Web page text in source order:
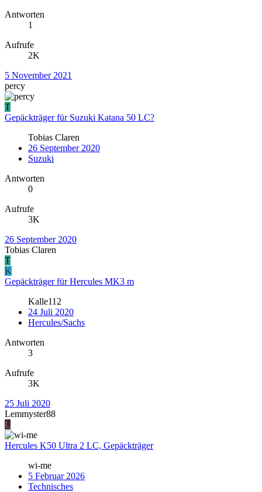
Antworten
1
Aufrufe
2K
5 November 2021
percy
T
Gepäckträger für Suzuki Katana 50 LC?
Tobias Claren
26 September 2020
Suzuki
Antworten
0
Aufrufe
3K
26 September 2020
Tobias Claren
T
K
Gepäckträger für Hercules MK3 m
Kalle112
24 Juli 2020
Hercules/Sachs
Antworten
3
Aufrufe
3K
25 Juli 2020
Lemmyster88
L
Hercules K50 Ultra 2 LC, Gepäckträger
wi-me
5 Februar 2026
Technisches